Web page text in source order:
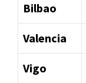
Bilbao
Valencia
Vigo